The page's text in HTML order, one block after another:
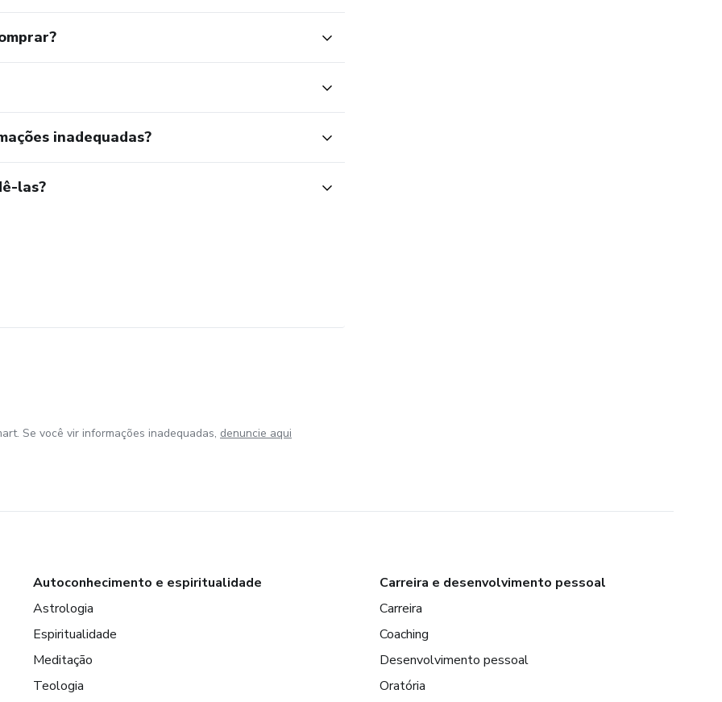
inadequadas?
las?
Se você vir informações inadequadas, denuncie aqui
Autoconhecimento e espiritualidade
Astrologia
Espiritualidade
Meditação
Teologia
Carreira e desenvolvimento pessoal
Carreira
Coaching
Desenvolvimento pessoal
Oratória